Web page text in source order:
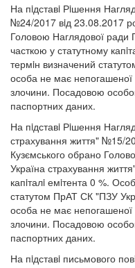
На пiдставi Рiшення
№24/2017 вiд 23.08.2017
Головою Наглядової
часткою у статутному
термiн визначений
особа не має непогашеної
злочини. Посадовою
паспортних даних.
На пiдставi Рiшення
страхування життя" №15/
Кузємського обрано
Україна страхування
капiталi емiтента 0 %.
статутом ПрАТ СК "ПЗУ
особа не має непогашеної
злочини. Посадовою
паспортних даних.
На пiдставi письмового